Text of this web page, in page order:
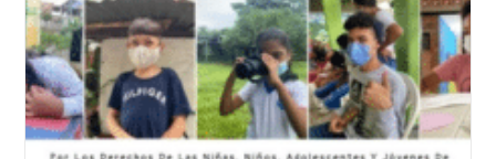
INTERNATIONALE
DES
DROITS
DE
L’ENFANT
EN
INDE